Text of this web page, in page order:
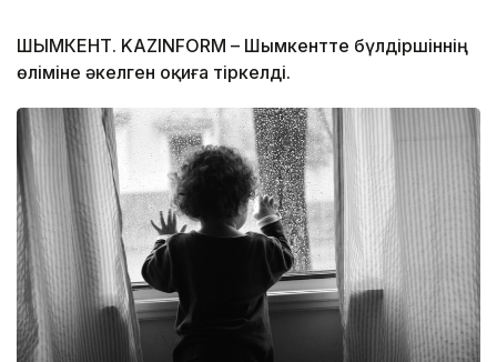
ШЫМКЕНТ. KAZINFORM – Шымкентте бүлдіршіннің
өліміне әкелген оқиға тіркелді.